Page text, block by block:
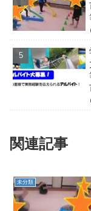
関連記事
未分類